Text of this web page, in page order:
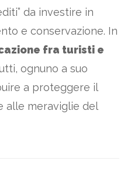
da investire in
e conservazione. In
fra turisti e
ognuno a suo
a proteggere il
alle meraviglie del